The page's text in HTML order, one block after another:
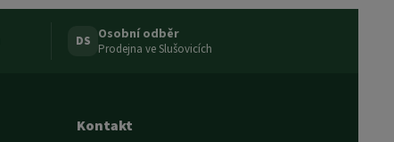
DS Osobní odběr
Prodejna ve Slušovicích
Kontakt